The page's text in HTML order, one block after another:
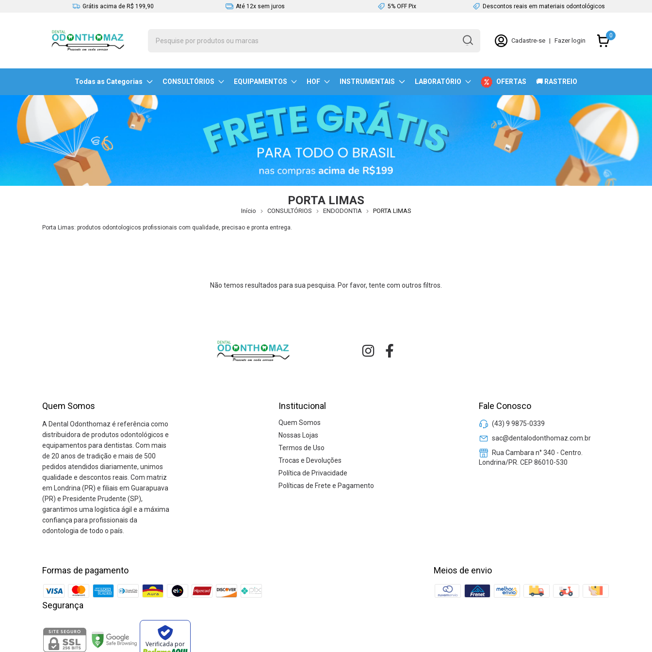
Grátis acima de R$ 199,90 Até 12x sem juros 5% OFF Pix Descontos reais em materiais odontológicos
Cadastre-se | Fazer login
0
Todas as Categorias CONSULTÓRIOS EQUIPAMENTOS HOF INSTRUMENTAIS LABORATÓRIO OFERTAS 🚚 RASTREIO
PORTA LIMAS
Início CONSULTÓRIOS ENDODONTIA PORTA LIMAS
Porta Limas: produtos odontologicos profissionais com qualidade, precisao e pronta entrega.
Não temos resultados para sua pesquisa. Por favor, tente com outros filtros.
Quem Somos
A Dental Odonthomaz é referência como
distribuidora de produtos odontológicos e
equipamentos para dentistas. Com mais
de 20 anos de tradição e mais de 500
pedidos atendidos diariamente, unimos
qualidade e descontos reais. Com matriz
em Londrina (PR) e filiais em Guarapuava
(PR) e Presidente Prudente (SP),
garantimos uma logística ágil e a máxima
confiança para profissionais da
odontologia de todo o país.
Institucional
Quem Somos
Nossas Lojas
Termos de Uso
Trocas e Devoluções
Política de Privacidade
Políticas de Frete e Pagamento
Fale Conosco
(43) 9 9875-0339
sac@dentalodonthomaz.com.br
Rua Cambara n° 340 - Centro.
Londrina/PR. CEP 86010-530
Formas de pagamento Meios de envio
Segurança
Verificada por